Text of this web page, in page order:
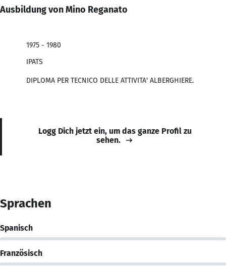
Ausbildung von Mino Reganato
1975 - 1980
IPATS
DIPLOMA PER TECNICO DELLE ATTIVITA' ALBERGHIERE.
Logg Dich jetzt ein, um das ganze Profil zu
sehen.
Sprachen
Spanisch
Französisch